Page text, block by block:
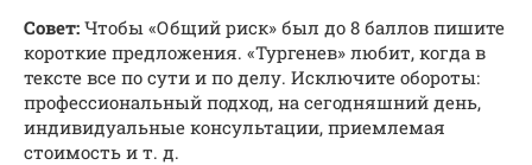
Совет: Чтобы «Общий риск» был до 8 баллов пишите
короткие предложения. «Тургенев» любит, когда в
тексте все по сути и по делу. Исключите обороты:
профессиональный подход, на сегодняшний день,
индивидуальные консультации, приемлемая
стоимость и т. д.